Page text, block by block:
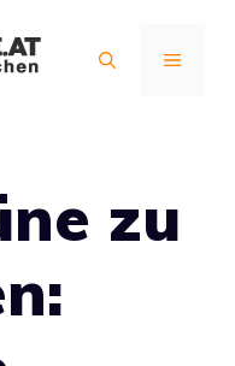
MENÜ
zu